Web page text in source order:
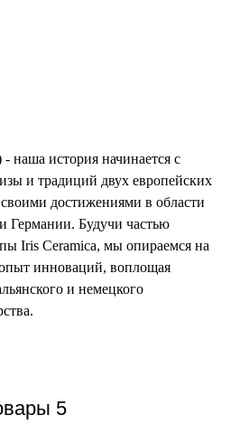
наша история начинается с
и традиций двух европейских
достижениями в области
Будучи частью
Iris Ceramica, мы опираемся на
инноваций, воплощая
и немецкого
основания наша компания
Открытие завода в Фечау
прочную производственную
5